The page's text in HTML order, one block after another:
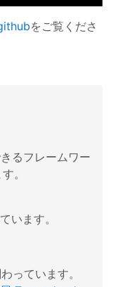
をご覧くださ
るフレームワー
。
います。
っています。